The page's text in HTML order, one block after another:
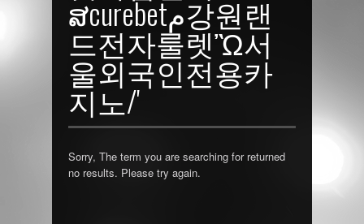
ສcurebetم강원랜
드전자룰렛Ὢ서
울외국인전용카
지노/'
Sorry, The term you are searching for returned
no results. Please try again.